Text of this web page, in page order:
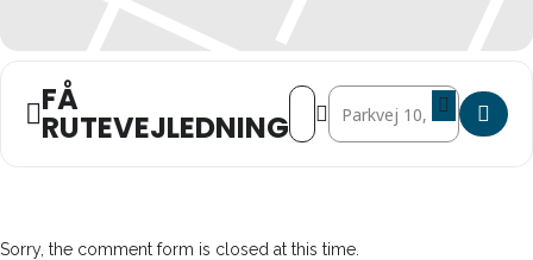
FÅ
RUTEVEJLEDNING
Address - Skoleskaklærer-
Destination Address -
Sorry, the comment form is closed at this time.